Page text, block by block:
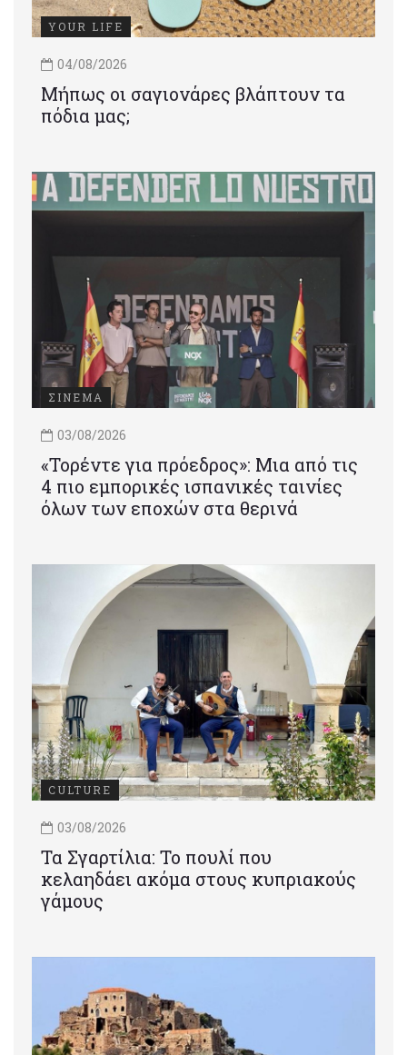
YOUR LIFE
04/08/2026
Μήπως οι σαγιονάρες βλάπτουν τα
πόδια μας;
ΣΙΝΕΜΑ
03/08/2026
«Τορέντε για πρόεδρος»: Mια από τις
4 πιο εμπορικές ισπανικές ταινίες
όλων των εποχών στα θερινά
CULTURE
03/08/2026
Τα Σγαρτίλια: Το πουλί που
κελαηδάει ακόμα στους κυπριακούς
γάμους